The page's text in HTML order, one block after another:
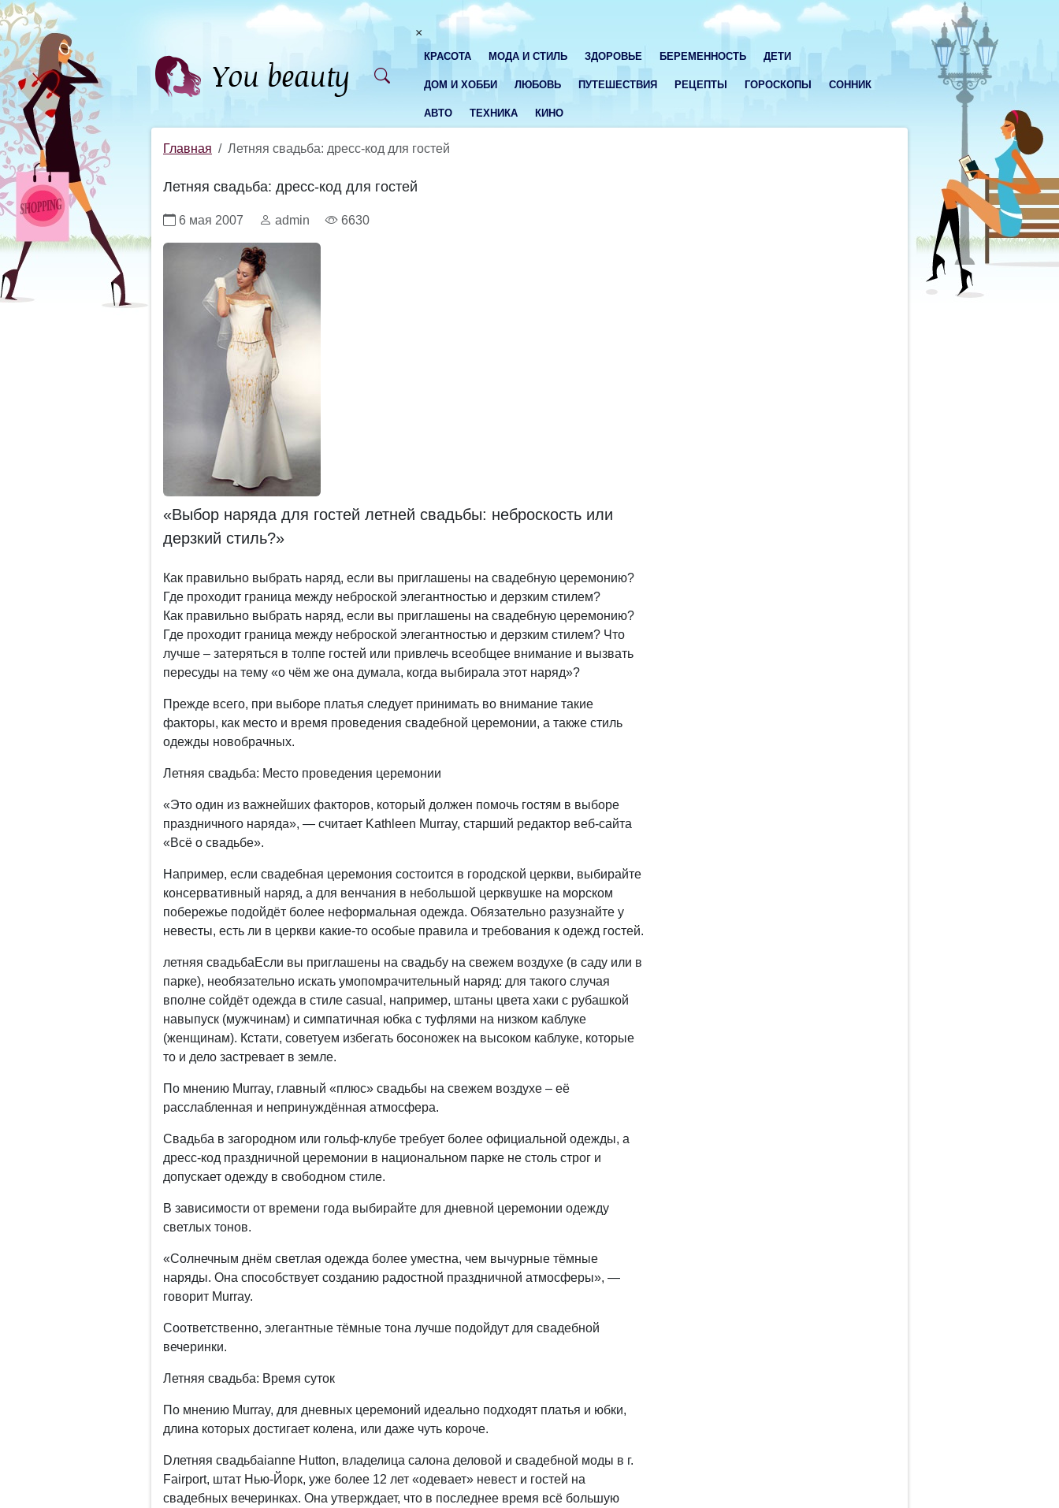
×
КРАСОТА МОДА И СТИЛЬ ЗДОРОВЬЕ БЕРЕМЕННОСТЬ ДЕТИ
ДОМ И ХОББИ ЛЮБОВЬ ПУТЕШЕСТВИЯ РЕЦЕПТЫ ГОРОСКОПЫ СОННИК
АВТО ТЕХНИКА КИНО
Главная Летняя свадьба: дресс-код для гостей
Летняя свадьба: дресс-код для гостей
6 мая 2007 admin 6630
«Выбор наряда для гостей летней свадьбы: неброскость или
дерзкий стиль?»
Как правильно выбрать наряд, если вы приглашены на свадебную церемонию?
Где проходит граница между неброской элегантностью и дерзким стилем?
Как правильно выбрать наряд, если вы приглашены на свадебную церемонию?
Где проходит граница между неброской элегантностью и дерзким стилем? Что
лучше – затеряться в толпе гостей или привлечь всеобщее внимание и вызвать
пересуды на тему «о чём же она думала, когда выбирала этот наряд»?
Прежде всего, при выборе платья следует принимать во внимание такие
факторы, как место и время проведения свадебной церемонии, а также стиль
одежды новобрачных.
Летняя свадьба: Место проведения церемонии
«Это один из важнейших факторов, который должен помочь гостям в выборе
праздничного наряда», — считает Kathleen Murray, старший редактор веб-сайта
«Всё о свадьбе».
Например, если свадебная церемония состоится в городской церкви, выбирайте
консервативный наряд, а для венчания в небольшой церквушке на морском
побережье подойдёт более неформальная одежда. Обязательно разузнайте у
невесты, есть ли в церкви какие-то особые правила и требования к одежд гостей.
летняя свадьбаЕсли вы приглашены на свадьбу на свежем воздухе (в саду или в
парке), необязательно искать умопомрачительный наряд: для такого случая
вполне сойдёт одежда в стиле casual, например, штаны цвета хаки с рубашкой
навыпуск (мужчинам) и симпатичная юбка с туфлями на низком каблуке
(женщинам). Кстати, советуем избегать босоножек на высоком каблуке, которые
то и дело застревает в земле.
По мнению Murray, главный «плюс» свадьбы на свежем воздухе – её
расслабленная и непринуждённая атмосфера.
Свадьба в загородном или гольф-клубе требует более официальной одежды, а
дресс-код праздничной церемонии в национальном парке не столь строг и
допускает одежду в свободном стиле.
В зависимости от времени года выбирайте для дневной церемонии одежду
светлых тонов.
«Солнечным днём светлая одежда более уместна, чем вычурные тёмные
наряды. Она способствует созданию радостной праздничной атмосферы», —
говорит Murray.
Соответственно, элегантные тёмные тона лучше подойдут для свадебной
вечеринки.
Летняя свадьба: Время суток
По мнению Murray, для дневных церемоний идеально подходят платья и юбки,
длина которых достигает колена, или даже чуть короче.
Dлетняя свадьбаianne Hutton, владелица салона деловой и свадебной моды в г.
Fairport, штат Нью-Йорк, уже более 12 лет «одевает» невест и гостей на
свадебных вечеринках. Она утверждает, что в последнее время всё большую